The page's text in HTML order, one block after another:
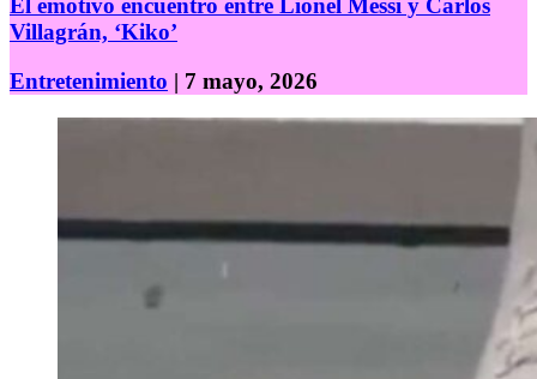
El emotivo encuentro entre Lionel Messi y Carlos
Villagrán, ‘Kiko’
Entretenimiento | 7 mayo, 2026